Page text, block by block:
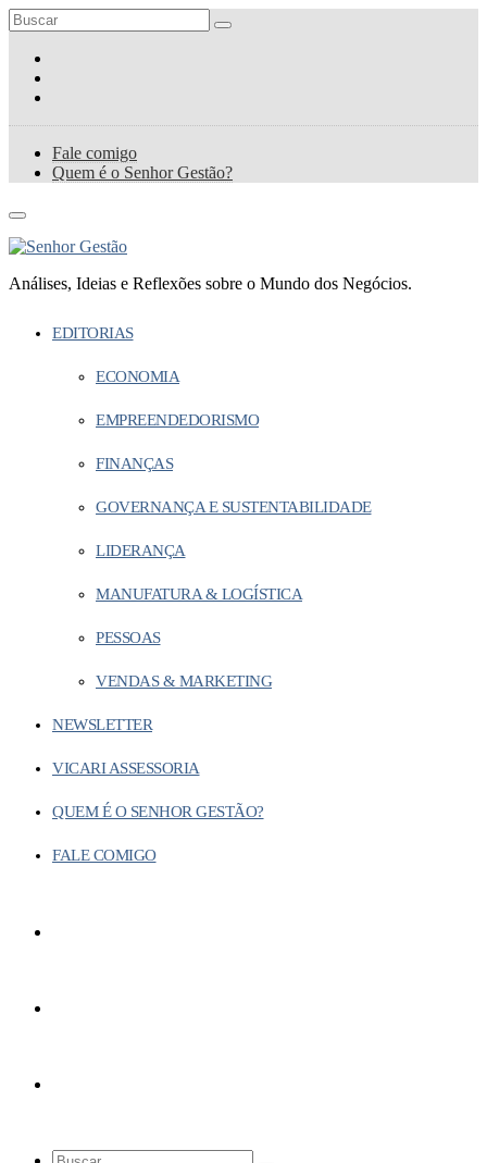
Fale comigo
Quem é o Senhor Gestão?
Análises, Ideias e Reflexões sobre o Mundo dos Negócios.
EDITORIAS
ECONOMIA
EMPREENDEDORISMO
FINANÇAS
GOVERNANÇA E SUSTENTABILIDADE
LIDERANÇA
MANUFATURA & LOGÍSTICA
PESSOAS
VENDAS & MARKETING
NEWSLETTER
VICARI ASSESSORIA
QUEM É O SENHOR GESTÃO?
FALE COMIGO